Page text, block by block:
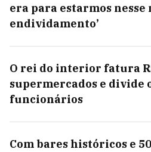
era para estarmos nesse
endividamento’
O rei do interior fatura
supermercados e divide
funcionários
Com bares históricos e